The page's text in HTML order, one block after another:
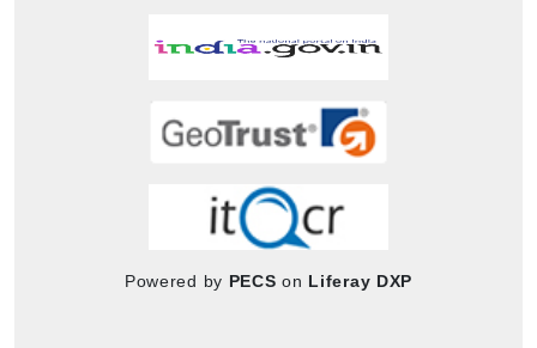
Powered by PECS on Liferay DXP